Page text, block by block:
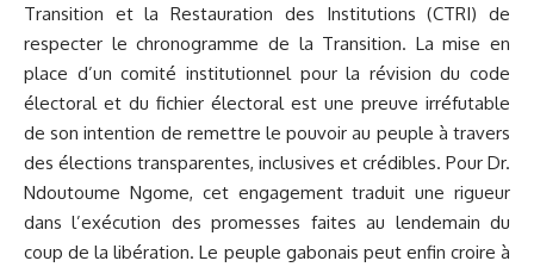
Transition et la Restauration des Institutions (CTRI) de
respecter le chronogramme de la Transition. La mise en
place d’un comité institutionnel pour la révision du code
électoral et du fichier électoral est une preuve irréfutable
de son intention de remettre le pouvoir au peuple à travers
des élections transparentes, inclusives et crédibles. Pour Dr.
Ndoutoume Ngome, cet engagement traduit une rigueur
dans l’exécution des promesses faites au lendemain du
coup de la libération. Le peuple gabonais peut enfin croire à